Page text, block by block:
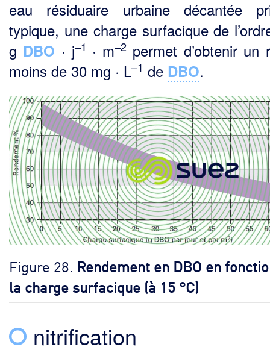
eau résiduaire urbaine décantée
typique, une charge surfacique de
g DBO · j–1 · m–2 permet d’obtenir un
moins de 30 mg · L–1 de DBO.
Figure 28. Rendement en DBO en
la charge surfacique (à 15 °C)
nitrification